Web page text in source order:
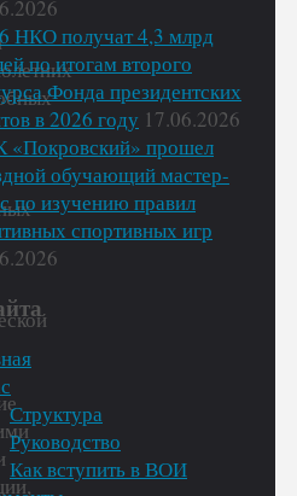
НКО получат 4,3 млрд
по итогам второго
Фонда президентских
в 2026 году 17.06.2026
«Покровский» прошел
обучающий мастер-
по изучению правил
спортивных игр
Структура
Руководство
Как вступить в ВОИ